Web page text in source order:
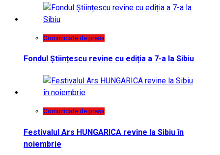
Comunicate de presa
Fondul Științescu revine cu ediția a 7-a la Sibiu
Comunicate de presa
Festivalul Ars HUNGARICA revine la Sibiu în
noiembrie